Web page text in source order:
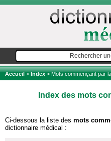
Accueil>Index> Mots commençant par
Index des mots
Ci-dessous la liste des mots
dictionnaire médical :